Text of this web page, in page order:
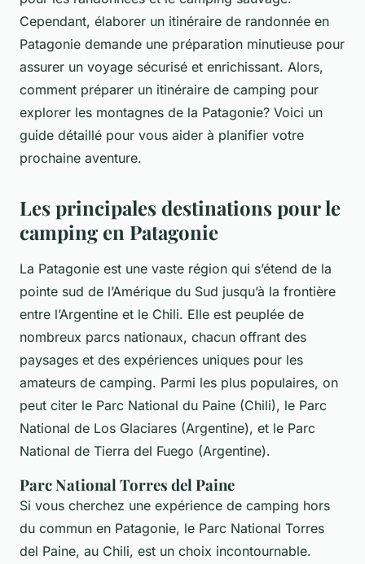
Cependant, élaborer un itinéraire de randonnée en
Patagonie demande une préparation minutieuse pour
assurer un voyage sécurisé et enrichissant. Alors,
comment préparer un itinéraire de camping pour
explorer les montagnes de la Patagonie? Voici un
guide détaillé pour vous aider à planifier votre
prochaine aventure.
Les principales destinations pour le
camping en Patagonie
La Patagonie est une vaste région qui s’étend de la
pointe sud de l’Amérique du Sud jusqu’à la frontière
entre l’Argentine et le Chili. Elle est peuplée de
nombreux parcs nationaux, chacun offrant des
paysages et des expériences uniques pour les
amateurs de camping. Parmi les plus populaires, on
peut citer le Parc National du Paine (Chili), le Parc
National de Los Glaciares (Argentine), et le Parc
National de Tierra del Fuego (Argentine).
Parc National Torres del Paine
Si vous cherchez une expérience de camping hors
du commun en Patagonie, le Parc National Torres
del Paine, au Chili, est un choix incontournable.